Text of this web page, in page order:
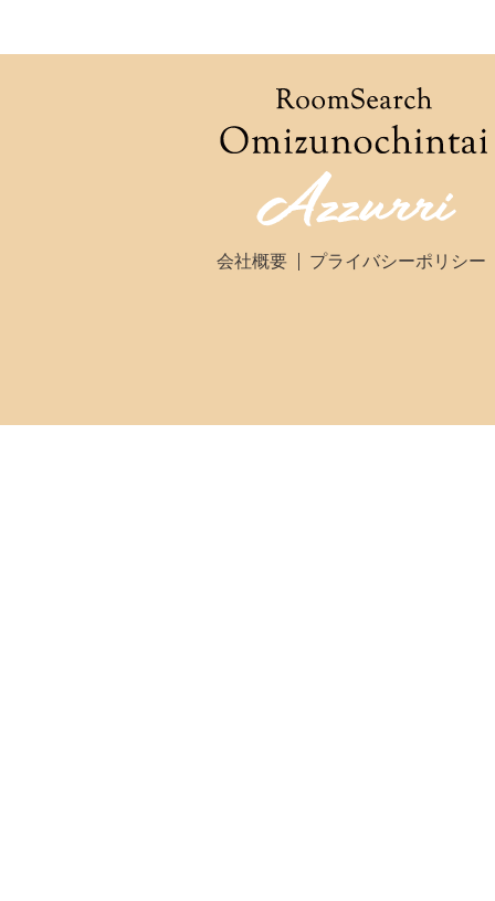
会社概要 プライバシーポリシー